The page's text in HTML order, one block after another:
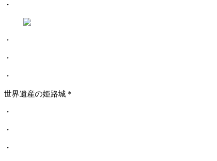
・
・
・
・
世界遺産の姫路城＊
・
・
・